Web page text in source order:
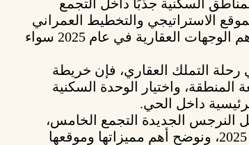
السكنية جذبًا داخل التجمع
الاستراتيجي و التخطيط العمراني
الوجهات العقارية
في عام 2025 سواء
التملك العقاري، فإن خريطة
المنطقة، واختيار الوحدة السكنية
داخل الحي.
النرجس الجديدة التجمع الخامس،
، ونوضح أهم مميزاتها وموقعها